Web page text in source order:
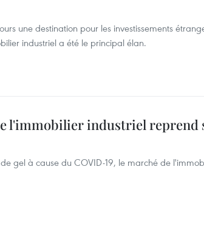
une destination pour les investissements
industriel a été le principal élan.
l'immobilier industriel reprend
gel à cause du COVID-19, le marché de